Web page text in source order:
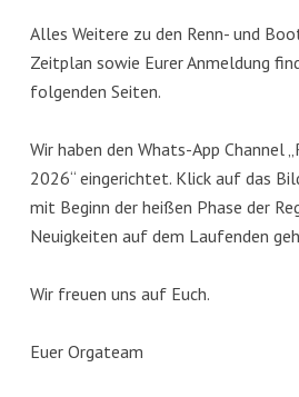
Alles Weitere zu den Renn- und
Zeitplan sowie Eurer Anmeldung
folgenden Seiten.
Wir haben den Whats-App Channel
2026“ eingerichtet. Klick auf das
mit Beginn der heißen Phase der
Neuigkeiten auf dem Laufenden
Wir freuen uns auf Euch.
Euer Orgateam